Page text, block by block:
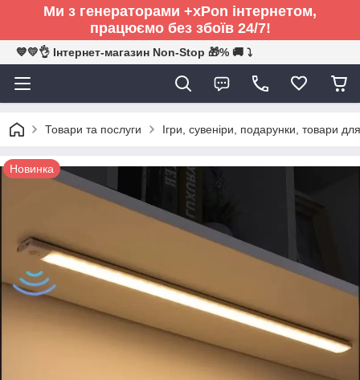
Ми з генераторами +xPon інтернетом,
працюємо без збоїв 24/7!
💙💛👌 Інтернет-магазин Non-Stop 🎁% 🚚 ⤵
Товари та послуги Ігри, сувеніри, подарунки, товари
Новинка